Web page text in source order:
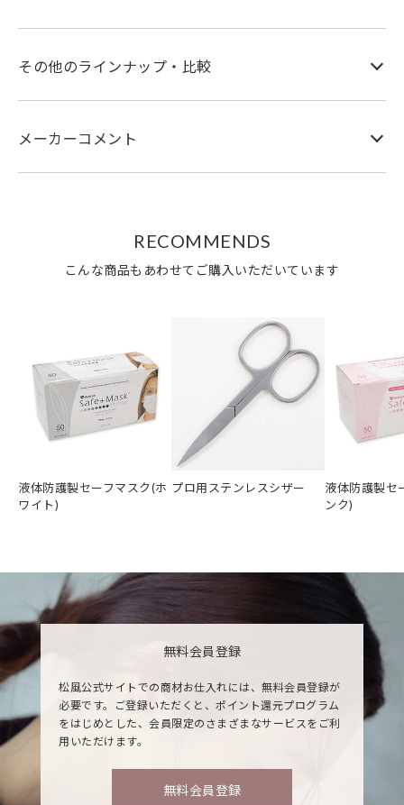
その他のラインナップ・比較
メーカーコメント
RECOMMENDS
こんな商品もあわせてご購入いただいています
液体防護製セーフマスク(ホ
ワイト)
プロ用ステンレスシザー
液体防護製セ
ンク)
無料会員登録
松風公式サイトでの商材お仕入れには、無料会員登録が
必要です。ご登録いただくと、ポイント還元プログラム
をはじめとした、会員限定のさまざまなサービスをご利
用いただけます。
無料会員登録